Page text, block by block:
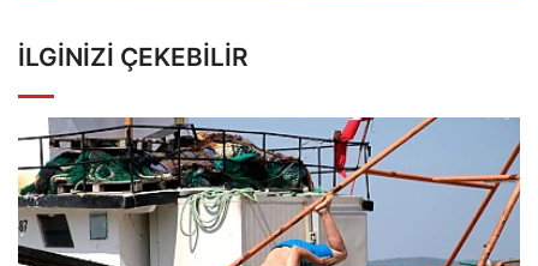
İLGINIZI ÇEKEBILIR